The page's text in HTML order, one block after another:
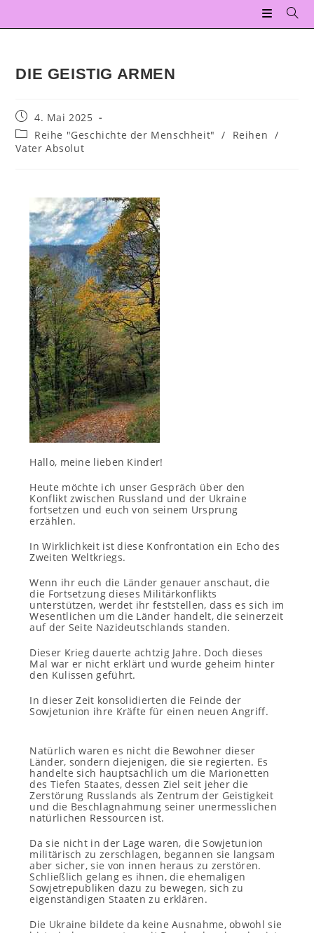
DIE GEISTIG ARMEN
4. Mai 2025
Reihe "Geschichte der Menschheit"
/ Reihen /
Vater Absolut
Hallo, meine lieben Kinder!
Heute möchte ich unser Gespräch über den
Konflikt zwischen Russland und der Ukraine
fortsetzen und euch von seinem Ursprung
erzählen.
In Wirklichkeit ist diese Konfrontation ein Echo des
Zweiten Weltkriegs.
Wenn ihr euch die Länder genauer anschaut, die
die Fortsetzung dieses Militärkonflikts
unterstützen, werdet ihr feststellen, dass es sich im
Wesentlichen um die Länder handelt, die seinerzeit
auf der Seite Nazideutschlands standen.
Dieser Krieg dauerte achtzig Jahre. Doch dieses
Mal war er nicht erklärt und wurde geheim hinter
den Kulissen geführt.
In dieser Zeit konsolidierten die Feinde der
Sowjetunion ihre Kräfte für einen neuen Angriff.
Natürlich waren es nicht die Bewohner dieser
Länder, sondern diejenigen, die sie regierten. Es
handelte sich hauptsächlich um die Marionetten
des Tiefen Staates, dessen Ziel seit jeher die
Zerstörung Russlands als Zentrum der Geistigkeit
und die Beschlagnahmung seiner unermesslichen
natürlichen Ressourcen ist.
Da sie nicht in der Lage waren, die Sowjetunion
militärisch zu zerschlagen, begannen sie langsam
aber sicher, sie von innen heraus zu zerstören.
Schließlich gelang es ihnen, die ehemaligen
Sowjetrepubliken dazu zu bewegen, sich zu
eigenständigen Staaten zu erklären.
Die Ukraine bildete da keine Ausnahme, obwohl sie